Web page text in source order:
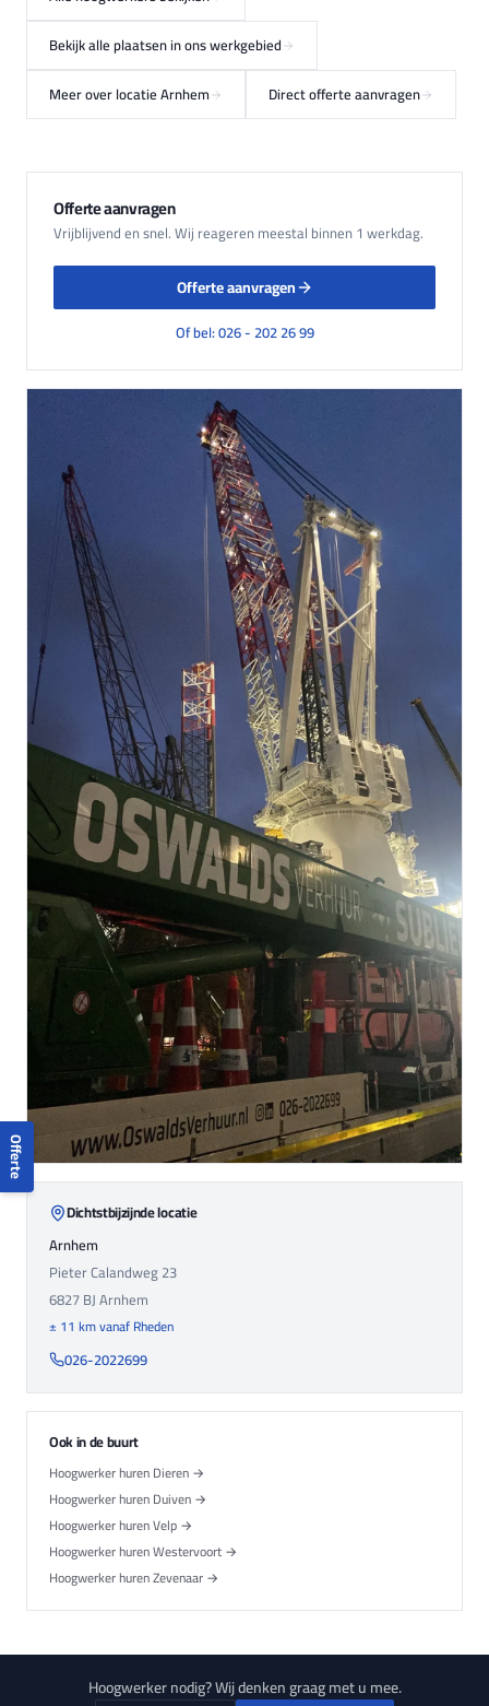
Bekijk alle plaatsen in ons werkgebied
Meer over locatie Arnhem
Direct offerte aanvragen
Offerte aanvragen
Vrijblijvend en snel. Wij reageren meestal binnen 1 werkdag.
Offerte aanvragen
Of bel: 026 - 202 26 99
Dichtstbijzijnde locatie
Arnhem
Pieter Calandweg 23
6827 BJArnhem
± 11 km vanaf Rheden
026-2022699
Ook in de buurt
Hoogwerker huren Dieren →
Hoogwerker huren Duiven →
Hoogwerker huren Velp →
Hoogwerker huren Westervoort →
Hoogwerker huren Zevenaar →
Offerte
Hoogwerker nodig? Wij denken graag met u mee.